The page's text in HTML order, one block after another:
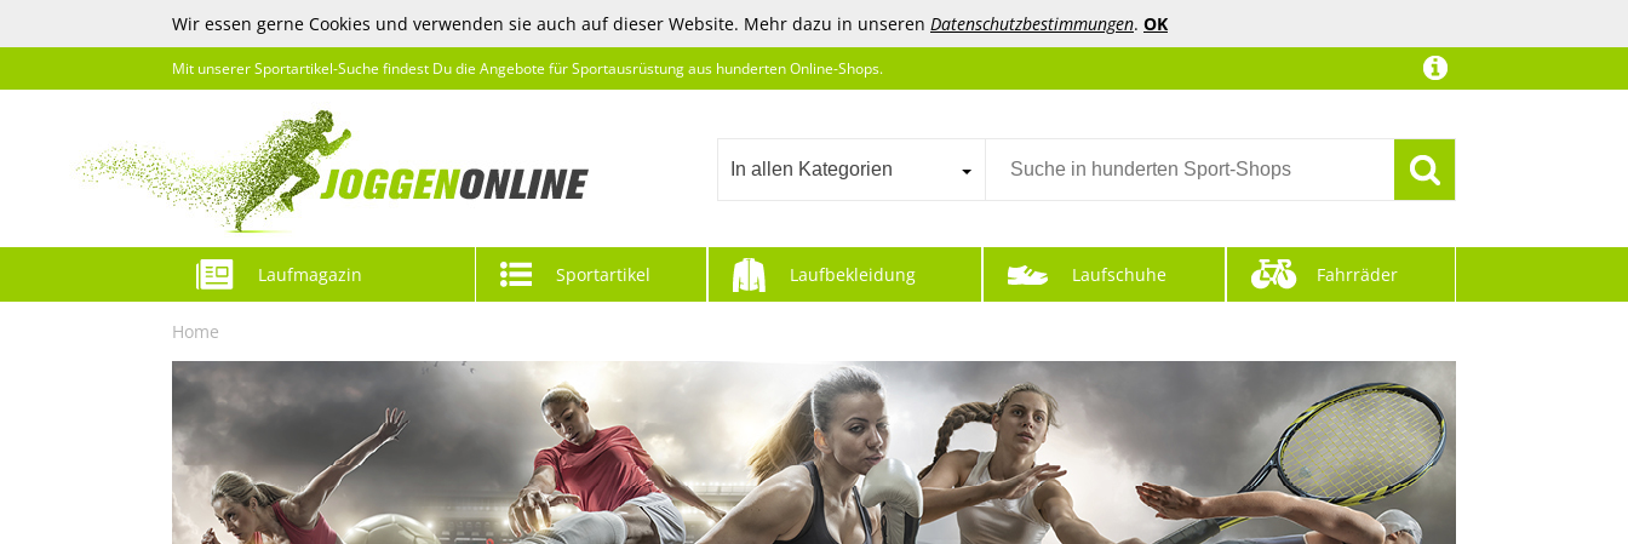
Wir essen gerne Cookies und verwenden sie auch auf dieser Website. Mehr dazu in unseren Datenschutzbestimmungen. OK
Mit unserer Sportartikel-Suche findest Du die Angebote für Sportausrüstung aus hunderten Online-Shops.
In allen Kategorien
Laufmagazin Sportartikel Laufbekleidung Laufschuhe Fahrräder
Home